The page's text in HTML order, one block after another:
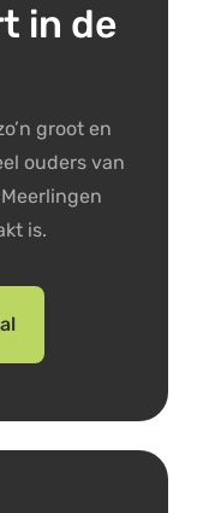
in de
groot en
ouders van
is.